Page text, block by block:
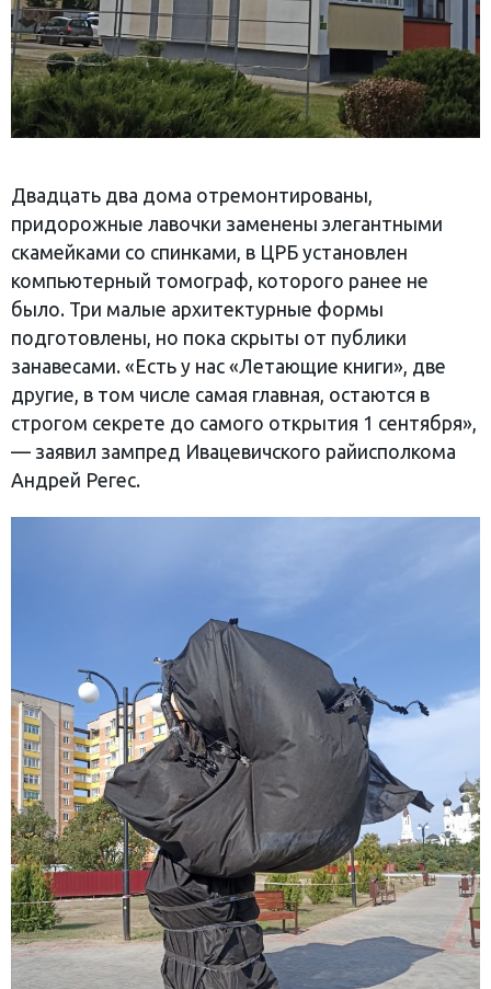
Двадцать два дома отремонтированы,
придорожные лавочки заменены элегантными
скамейками со спинками, в ЦРБ установлен
компьютерный томограф, которого ранее не
было. Три малые архитектурные формы
подготовлены, но пока скрыты от публики
занавесами. «Есть у нас «Летающие книги», две
другие, в том числе самая главная, остаются в
строгом секрете до самого открытия 1 сентября»,
— заявил зампред Ивацевичского райисполкома
Андрей Регес.